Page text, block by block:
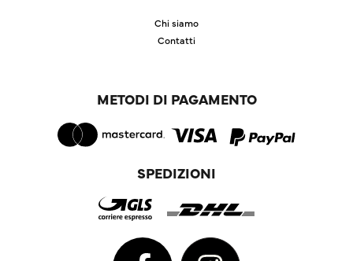
Chi siamo
Contatti
METODI DI PAGAMENTO
SPEDIZIONI